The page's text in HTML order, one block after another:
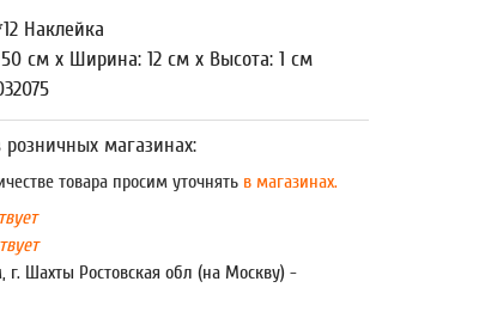
Наклейка
см x Ширина: 12 см x Высота: 1 см
магазинах:
товара просим уточнятьв магазинах.
г. Шахты Ростовская обл (на Москву) -